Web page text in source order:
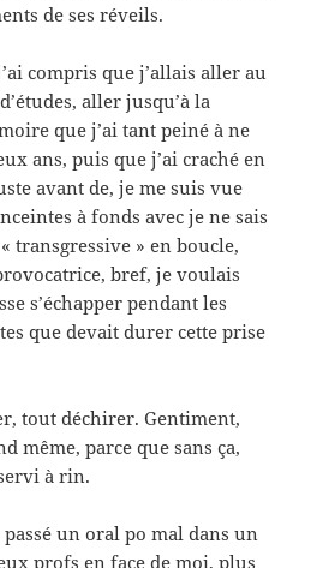
de ses réveils.
compris que j’allais aller au
aller jusqu’à la
que j’ai tant peiné à ne
ans, puis que j’ai craché en
avant de, je me suis vue
à fonds avec je ne sais
transgressive » en boucle,
bref, je voulais
s’échapper pendant les
que devait durer cette prise
tout déchirer. Gentiment,
même, parce que sans ça,
à rin.
passé un oral po mal dans un
profs en face de moi, plus